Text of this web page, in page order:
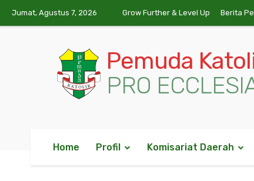
Jumat, Agustus 7, 2026 Grow Further & Level Up Berita
Pemuda
PRO
Home Profil Komisariat Daerah